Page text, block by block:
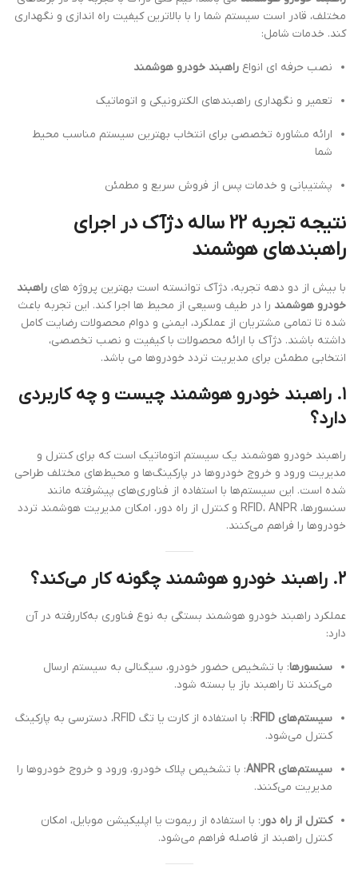
مختلف، قادر است سیستم شما را با بالاترین کیفیت راه اندازی و نگهداری
کند. خدمات شامل:
نصب حرفه ای انواع راهبند خودرو هوشمند
تعمیر و نگهداری راهبندهای الکترونیکی و اتوماتیک
ارائه مشاوره تخصصی برای انتخاب بهترین سیستم مناسب محیط
شما
پشتیبانی و خدمات پس از فروش سریع و مطمئن
نتیجه تجربه 22 ساله دژآک در اجرای
راهبندهای هوشمند
با بیش از دو دهه تجربه، دژآک توانسته است بهترین پروژه های راهبند
خودرو هوشمند را در طیف وسیعی از محیط ها اجرا کند. این تجربه باعث
شده تا تمامی مشتریان از عملکرد، ایمنی و دوام محصولات رضایت کامل
داشته باشند. دژآک با ارائه محصولات با کیفیت و نصب تخصصی،
انتخابی مطمئن برای مدیریت تردد خودروها می باشد.
۱. راهبند خودرو هوشمند چیست و چه کاربردی
دارد؟
راهبند خودرو هوشمند یک سیستم اتوماتیک است که برای کنترل و
مدیریت ورود و خروج خودروها در پارکینگ‌ها و محیط‌های مختلف طراحی
شده است. این سیستم‌ها با استفاده از فناوری‌های پیشرفته مانند
سنسورها، RFID، ANPR و کنترل از راه دور، امکان مدیریت هوشمند تردد
خودروها را فراهم می‌کنند.
۲. راهبند خودرو هوشمند چگونه کار می‌کند؟
عملکرد راهبند خودرو هوشمند بستگی به نوع فناوری به‌کاررفته در آن
دارد:
سنسورها: با تشخیص حضور خودرو، سیگنالی به سیستم ارسال
می‌کنند تا راهبند باز یا بسته شود.
سیستم‌های RFID
: با استفاده از کارت یا تگ RFID، دسترسی به پارکینگ
کنترل می‌شود.
سیستم‌های ANPR
: با تشخیص پلاک خودرو، ورود و خروج خودروها را
مدیریت می‌کنند.
کنترل از راه دور : با استفاده از ریموت یا اپلیکیشن موبایل، امکان
کنترل راهبند از فاصله فراهم می‌شود.